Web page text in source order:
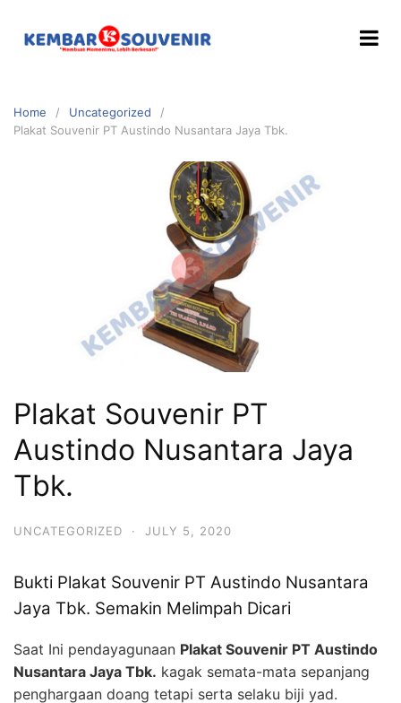
Home
Uncategorized
Plakat Souvenir PT Austindo Nusantara Jaya Tbk.
Plakat Souvenir PT
Austindo Nusantara Jaya
Tbk.
UNCATEGORIZED · JULY 5, 2020
Bukti Plakat Souvenir PT Austindo Nusantara
Jaya Tbk. Semakin Melimpah Dicari
Saat Ini pendayagunaan Plakat Souvenir PT Austindo
Nusantara Jaya Tbk. kagak semata-mata sepanjang
penghargaan doang tetapi serta selaku biji yad.